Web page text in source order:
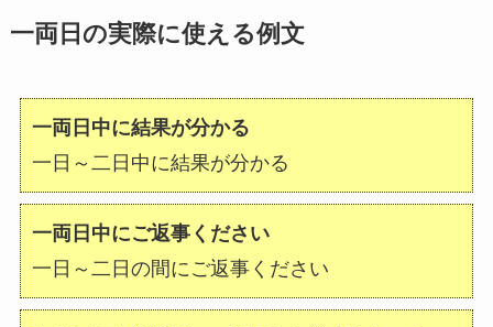
一両日の実際に使える例文
一両日中に結果が分かる
一日～二日中に結果が分かる
一両日中にご返事ください
一日～二日の間にご返事ください